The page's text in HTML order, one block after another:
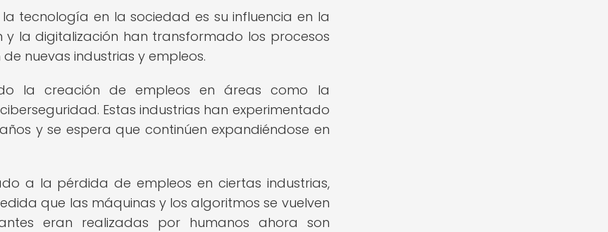
tecnología en la sociedad es su influencia en la
la digitalización han transformado los procesos
nuevas industrias y empleos.
la creación de empleos en áreas como la
Estas industrias han experimentado
y se espera que continúen expandiéndose en
a la pérdida de empleos en ciertas industrias,
que las máquinas y los algoritmos se vuelven
eran realizadas por humanos ahora son